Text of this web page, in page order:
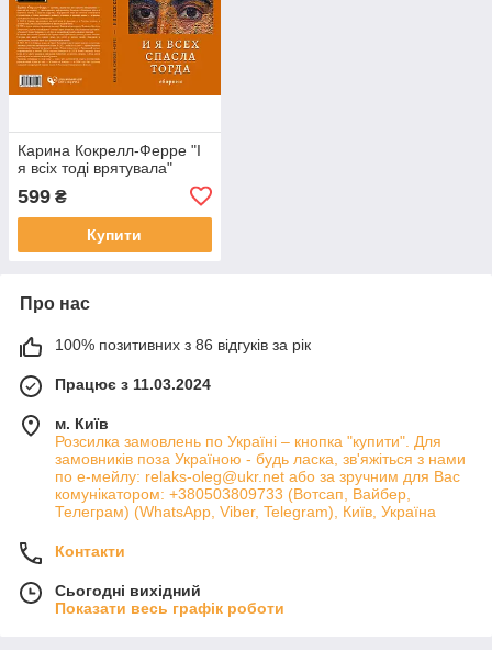
Карина Кокрелл-Ферре "І
я всіх тоді врятувала"
599 ₴
Купити
Про нас
100% позитивних з 86 відгуків за рік
Працює з 11.03.2024
м. Київ
Розсилка замовлень по Україні – кнопка "купити". Для
замовників поза Україною - будь ласка, зв'яжіться з нами
по е-мейлу: relaks-oleg@ukr.net або за зручним для Вас
комунікатором: +380503809733 (Вотсап, Вайбер,
Телеграм) (WhatsApp, Viber, Telegram), Київ, Україна
Контакти
Сьогодні вихідний
Показати весь графік роботи